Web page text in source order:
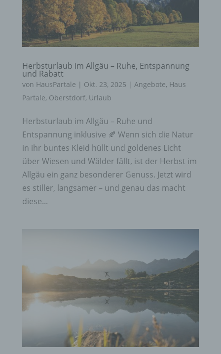
Herbsturlaub im Allgäu – Ruhe, Entspannung
und Rabatt
von HausPartale | Okt. 23, 2025 | Angebote, Haus
Partale, Oberstdorf, Urlaub
Herbsturlaub im Allgäu – Ruhe und
Entspannung inklusive 🍂 Wenn sich die Natur
in ihr buntes Kleid hüllt und goldenes Licht
über Wiesen und Wälder fällt, ist der Herbst im
Allgäu ein ganz besonderer Genuss. Jetzt wird
es stiller, langsamer – und genau das macht
diese...